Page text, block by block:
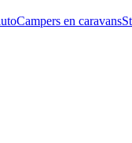
Campers en caravans